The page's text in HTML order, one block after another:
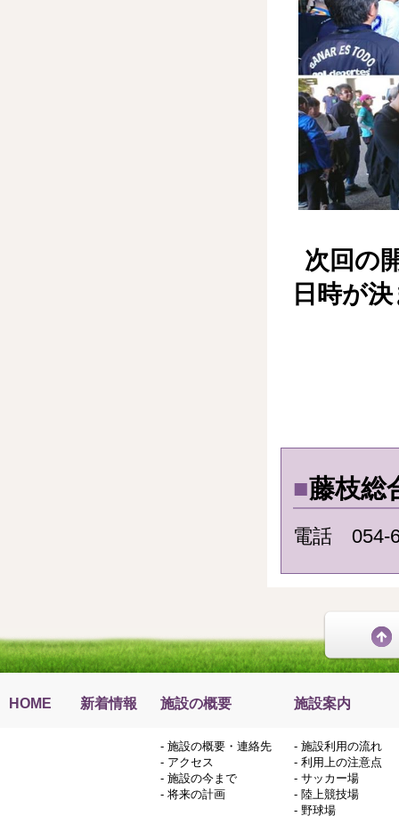
次回の
日時が
■藤枝総
電話 054-
HOME 新着情報 施設の概要 施設案内
- 施設の概要・連絡先
- アクセス
- 施設の今まで
- 将来の計画
- 施設利用の流れ
- 利用上の注意点
- サッカー場
- 陸上競技場
- 野球場